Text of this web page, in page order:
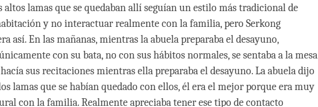
altos lamas que se quedaban allí seguían un estilo más tradicional de
y no interactuar realmente con la familia, pero Serkong
así. En las mañanas, mientras la abuela preparaba el desayuno,
con su bata, no con sus hábitos normales, se sentaba a la mesa
sus recitaciones mientras ella preparaba el desayuno. La abuela dijo
lamas que se habían quedado con ellos, él era el mejor porque era muy
con la familia. Realmente apreciaba tener ese tipo de contacto